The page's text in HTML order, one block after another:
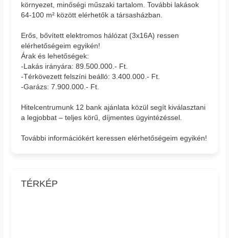
környezet, minőségi műszaki tartalom. További lakások
64-100 m² között elérhetők a társasházban.
Erős, bővített elektromos hálózat (3x16A) ressen
elérhetőségeim egyikén!
Árak és lehetőségek:
-Lakás irányára: 89.500.000.- Ft.
-Térkövezett felszíni beálló: 3.400.000.- Ft.
-Garázs: 7.900.000.- Ft.
Hitelcentrumunk 12 bank ajánlata közül segít kiválasztani
a legjobbat – teljes körű, díjmentes ügyintézéssel.
További információkért keressen elérhetőségeim egyikén!
TÉRKÉP